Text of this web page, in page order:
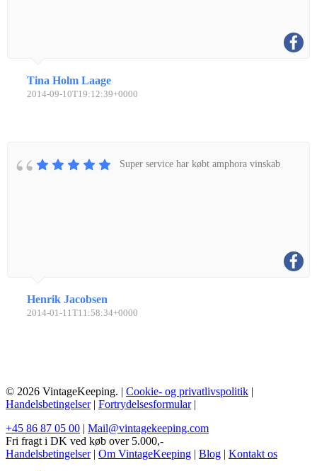
Tina Holm Laage
2014-09-10T19:12:39+0000
Super service har købt amphora vinskab
Henrik Jacobsen
2014-01-11T11:58:34+0000
© 2026 VintageKeeping. | Cookie- og privatlivspolitik |
Handelsbetingelser| Fortrydelsesformular|
+45 86 87 05 00 | Mail@vintagekeeping.com
Fri fragt i DK ved køb over 5.000,-
Handelsbetingelser| Om VintageKeeping | Blog | Kontakt os